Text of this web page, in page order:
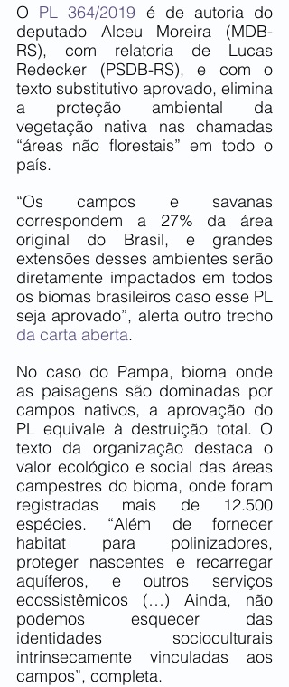
O PL 364/2019 é de autoria do
deputado Alceu Moreira (MDB-
RS), com relatoria de Lucas
Redecker (PSDB-RS), e com o
texto substitutivo aprovado, elimina
a proteção ambiental da
vegetação nativa nas chamadas
“áreas não florestais” em todo o
país.
“Os campos e savanas
correspondem a 27% da área
original do Brasil, e grandes
extensões desses ambientes serão
diretamente impactados em todos
os biomas brasileiros caso esse PL
da carta aberta.
No caso do Pampa, bioma onde
as paisagens são dominadas por
campos nativos, a aprovação do
PL equivale à destruição total. O
texto da organização destaca o
valor ecológico e social das áreas
campestres do bioma, onde foram
registradas mais de 12.500
espécies. “Além de fornecer
habitat para polinizadores,
proteger nascentes e recarregar
aquíferos, e outros serviços
ecossistêmicos (…) Ainda, não
podemos esquecer das
identidades socioculturais
intrinsecamente vinculadas aos
campos”, completa.